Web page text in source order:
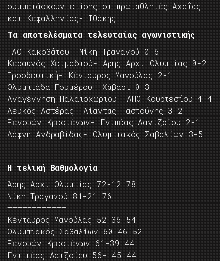
συμμετάσχουν επίσης οι πρωταθλητές Αχαΐας
και Κεφαλληνίας- Ιθάκης!
Τα αποτελέσματα τελευταίας αγωνιστικής
ΠΑΟ Κακοβάτου- Νίκη Τραγανού 0-6
Κεραυνός Χειμαδιού- Άρης Αρχ. Ολυμπίας 0-2
Προοδευτική- Κένταυρος Μαγούλας 2-1
Ολυμπιάδα Γουμέρου- Χάβαρι 0-3
Αναγέννηση Παλαιοχωριου- ΑΠΟ Κουρτεσίου 4-4
Λευκός Αστέρας- Αίαντας Γαστούνης 3-2
Ξενοφών Κρεστένων- Ενιπέας Λαντζοϊου 2-1
Δάφνη Ανδραβίδας- Ολυμπιακός Σαβαλίων 3-5
Η τελική Βαθμολογία
Άρης Αρχ. Ολυμπίας 72-12 78
Νίκη Τραγανού 81-21 76
————————————-
Κένταυρος Μαγούλας 52-36 54
Ολυμπιακός Σαβαλίων 60-46 52
Ξενοφών Κρεστένων 61-39 44
Ενιππέας Λατζοίου 56- 45 44